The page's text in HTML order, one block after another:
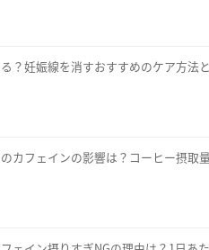
？妊娠線を消すおすすめのケア方法
カフェインの影響は？コーヒー摂取